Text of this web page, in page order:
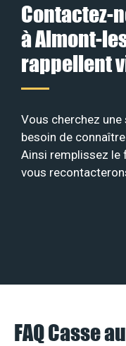
Contactez-
à Almont-
rappellent
Vous cherchez
besoin de
Ainsi remplissez le
vous
FAQ Casse